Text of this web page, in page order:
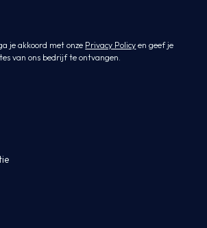
je akkoord met onze Privacy Policy en geef je
van ons bedrijf te ontvangen.